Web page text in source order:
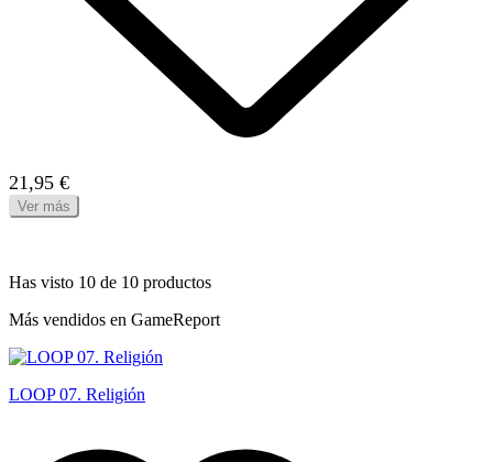
21,95 €
Ver más
Has visto 10 de 10 productos
Más vendidos en GameReport
LOOP 07. Religión